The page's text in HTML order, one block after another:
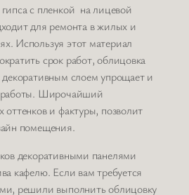
с пленкой на лицевой
для ремонта в жилых и
Используя этот материал
срок работ, облицовка
декоративным слоем упрощает и
работы. Широчайший
оттенков и фактуры, позволит
помещения.
декоративными панелями
кафелю. Если вам требуется
решили выполнить облицовку